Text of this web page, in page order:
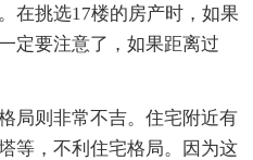
在挑选17楼的房产时，如果
定要注意了，如果距离过
局则非常不吉。住宅附近有
等，不利住宅格局。因为这